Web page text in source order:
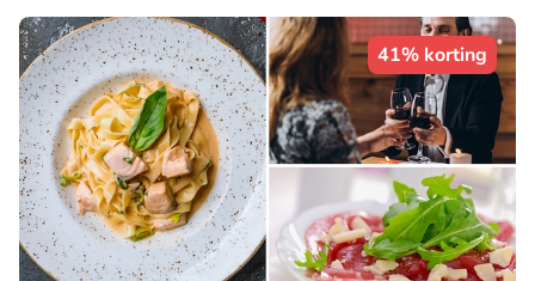
41% korting